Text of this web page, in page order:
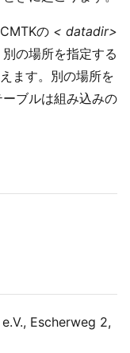
の < datadir>
の場所を指定する
ます。別の場所を
ブルは組み込みの
Escherweg 2,